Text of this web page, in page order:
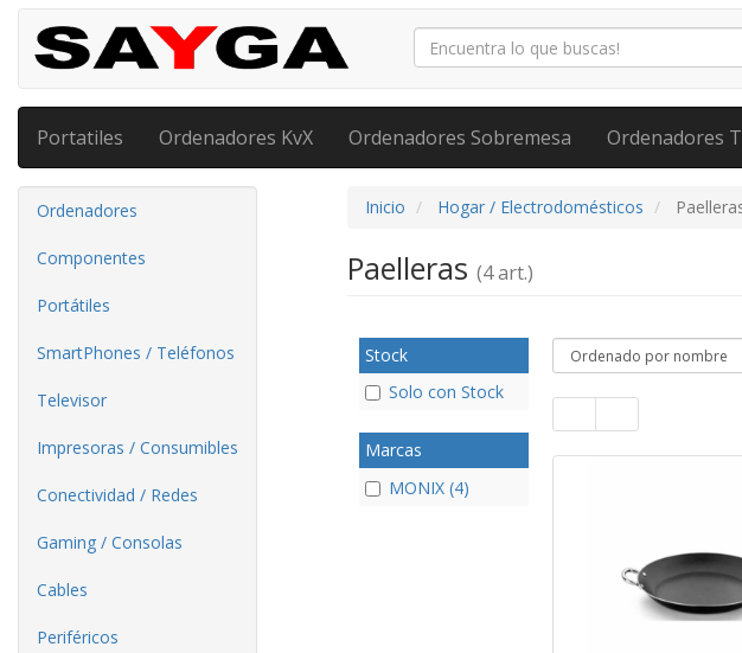
Portatiles Ordenadores KvX Ordenadores Sobremesa Ordenadores
Ordenadores
Componentes
Portátiles
SmartPhones / Teléfonos
Televisor
Impresoras / Consumibles
Conectividad / Redes
Gaming / Consolas
Cables
Periféricos
Inicio Hogar / Electrodomésticos
Paelleras (4 art.)
Stock
Solo con Stock
Marcas
MONIX (4)